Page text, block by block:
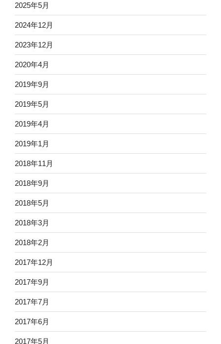
2025年5月
2024年12月
2023年12月
2020年4月
2019年9月
2019年5月
2019年4月
2019年1月
2018年11月
2018年9月
2018年5月
2018年3月
2018年2月
2017年12月
2017年9月
2017年7月
2017年6月
2017年5月